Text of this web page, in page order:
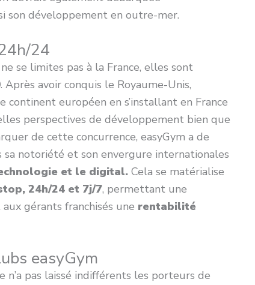
son développement en outre-mer.
24
se limites pas à la France, elles sont
. Après avoir conquis le Royaume-Unis,
continent européen en s’installant en France
perspectives de développement bien que
de cette concurrence, easyGym a de
notoriété et son envergure internationales
et le digital. Cela se matérialise
24h/24 et 7j/7, permettant une
gérants franchisés une rentabilité
easyGym
n’a pas laissé indifférents les porteurs de